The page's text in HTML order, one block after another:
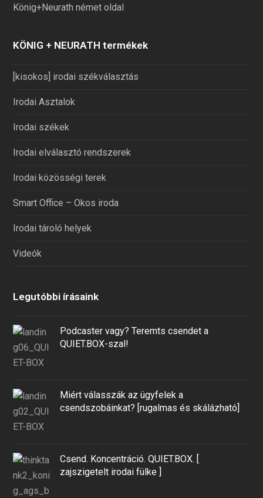
König+Neurath német oldal
KÖNIG + NEURATH termékek
[kisokos] irodai székválasztás
Irodai Asztalok
Irodai székek
Irodai elválasztó rendszerek
Irodai közösségi terek
Smart Office – Okos iroda
Irodai tároló helyek
Videók
Legutóbbi írásaink
Podcaster vagy? Teremts csendet a
QUIET.BOX-szal!
Miért válasszák az ügyfelek a
csendszobáinkat? [rugalmas és skálázható]
Csend. Koncentráció. QUIET.BOX. [
zajszigetelt irodai fülke ]